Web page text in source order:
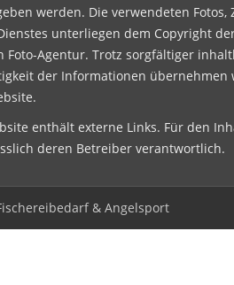
werden. Die verwendeten
unterliegen dem Copyright
Foto-Agentur. Trotz sorgfältiger
der Informationen
enthält externe Links. Für den
deren Betreiber verantwortlich.
& Angelsport